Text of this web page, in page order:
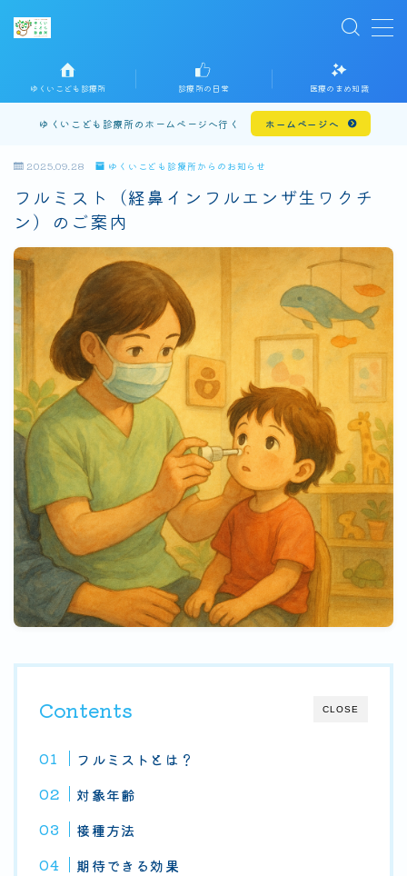
MENU
ホームに戻る
お問い合わせ
ゆくいこども診療所 診療所の日常 医療のまめ知識
ゆくいこども診療所のホームページへ行く ホームページへ
2025.09.28 ゆくいこども診療所からのお知らせ
フルミスト（経鼻インフルエンザ生ワクチ
ン）のご案内
CLOSE
Contents
フルミストとは？
対象年齢
接種方法
期待できる効果